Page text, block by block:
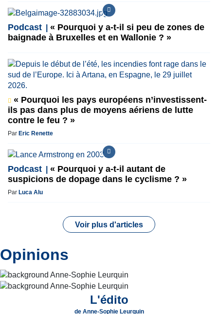
Podcast
« Pourquoi y a-t-il si peu de zones de
baignade à Bruxelles et en Wallonie ? »
« Pourquoi les pays européens n’investissent-
ils pas dans plus de moyens aériens de lutte
contre le feu ? »
Par Eric Renette
Podcast
« Pourquoi y a-t-il autant de
suspicions de dopage dans le cyclisme ? »
Par Luca Alu
Voir plus d'articles
Opinions
L'édito
de Anne-Sophie Leurquin